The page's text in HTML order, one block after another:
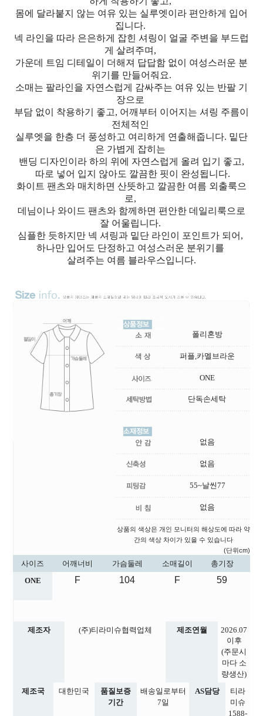
몸에 달라붙지 않는 여유 있는 실루엣이라 편안하게 입어
집니다.
넥 라인을 따라 은은하게 잡힌 셔링이 얼굴 주변을 부드럽
게 살려주며,
가운데 트임 디테일이 더해져 답답함 없이 여성스러운 분
위기를 만들어줘요.
소매는 팔라인을 자연스럽게 감싸주는 여유 있는 반팔 기
장으로
부담 없이 착용하기 좋고, 어깨부터 이어지는 셔링 주름이
전체적인
실루엣을 한층 더 풍성하고 여리하게 연출해줍니다. 밑단
은 가볍게 잡히는
밴딩 디자인이라 하의 위에 자연스럽게 올려 입기 좋고,
따로 넣어 입지 않아도 깔끔한 핏이 완성됩니다.
화이트 팬츠와 매치하면 산뜻하고 깔끔한 여름 외출룩으
로,
데님이나 와이드 팬츠와 함께하면 편안한 데일리룩으로
잘 어울립니다.
심플한 듯하지만 넥 셔링과 밑단 라인이 포인트가 되어,
하나만 입어도 단정하고 여성스러운 분위기를
살려주는 여름 블라우스입니다.
폴리혼방
퍼플,카멜브라운
ONE
단독손세탁
없음
없음
55~날씬77
없음
상품의 색상은 개인 모니터의 해상도에 따라 약
간의 색상 차이가 있을 수 있습니다
(단위cm)
사이즈 어깨너비 가슴둘레 소매길이
총기장
ONE
F 104 F 59
제조자 (주)티라미슈협력업체 제조연월
2026.07
이후
(주문시
마다 소
량생산)
제조국
대한민국
품질보증
기간
배송일로부터
7일
AS담당
티라
미슈
1588-